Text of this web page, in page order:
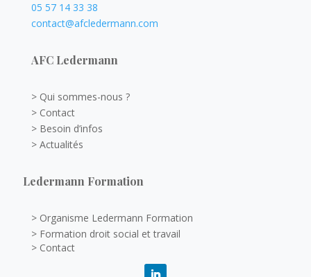
05 57 14 33 38
contact@afcledermann.com
AFC Ledermann
> Qui sommes-nous ?
> Contact
> Besoin d’infos
> Actualités
Ledermann Formation
> Organisme Ledermann Formation
> Formation droit social et travail
> Contact